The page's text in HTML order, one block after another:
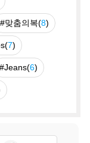
#맞춤의복(8)
7)
#Jeans(6)